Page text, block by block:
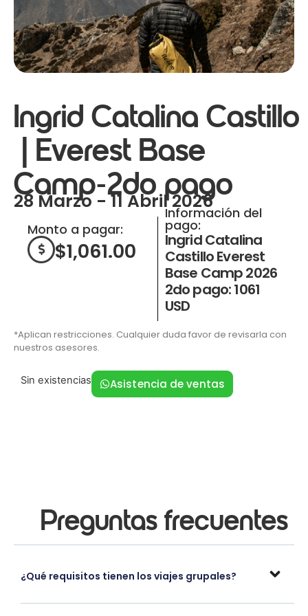
Ingrid Catalina Castillo
| Everest Base
Camp-2do pago
28 Marzo - 11 Abril 2026
Monto a pagar:
$1,061.00
Información del
pago:
Ingrid Catalina
Castillo Everest
Base Camp 2026
2do pago: 1061
USD
*Aplican restricciones. Cualquier duda favor de revisarla con
nuestros asesores.
Sin existencias Asistencia de ventas
Preguntas frecuentes
¿Qué requisitos tienen los viajes grupales?